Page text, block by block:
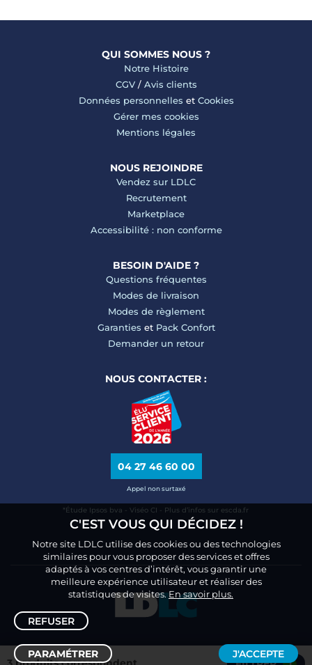
QUI SOMMES NOUS ?
Notre Histoire
CGV/ Avis clients
Données personnelles et Cookies
Gérer mes cookies
Mentions légales
NOUS REJOINDRE
Vendez sur LDLC
Recrutement
Marketplace
Accessibilité : non conforme
BESOIN D'AIDE ?
Questions fréquentes
Modes de livraison
Modes de règlement
Garanties et Pack Confort
Demander un retour
NOUS CONTACTER :
04 27 46 60 00
Appel non surtaxé
*Étude Ipsos bva - Viséo CI - Plus d’infos sur escda.fr
C'EST VOUS QUI DÉCIDEZ !
Notre site LDLC utilise des cookies ou des technologies
similaires pour vous proposer des services et offres
adaptés à vos centres d’intérêt, vous garantir une
meilleure expérience utilisateur et réaliser des
statistiques de visites.En savoir plus.
REFUSER
PARAMÉTRER J'ACCEPTE